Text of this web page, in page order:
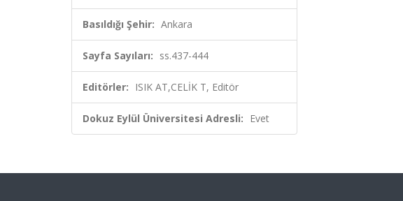
Basıldığı Şehir: Ankara
Sayfa Sayıları: ss.437-444
Editörler: ISIK AT,CELİK T, Editör
Dokuz Eylül Üniversitesi Adresli: Evet